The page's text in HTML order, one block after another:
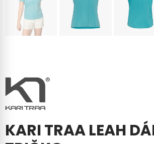
KARI TRAA LEAH